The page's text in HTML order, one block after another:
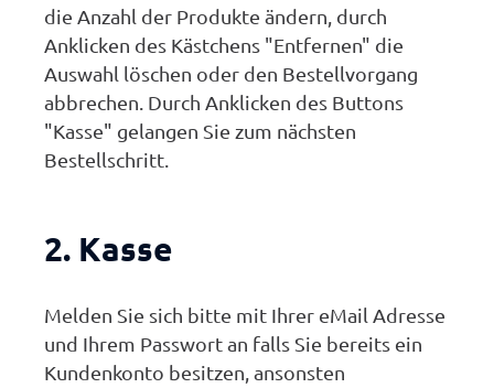
die Anzahl der Produkte ändern, durch
Anklicken des Kästchens "Entfernen" die
Auswahl löschen oder den Bestellvorgang
abbrechen. Durch Anklicken des Buttons
"Kasse" gelangen Sie zum nächsten
Bestellschritt.
2. Kasse
Melden Sie sich bitte mit Ihrer eMail Adresse
und Ihrem Passwort an falls Sie bereits ein
Kundenkonto besitzen, ansonsten